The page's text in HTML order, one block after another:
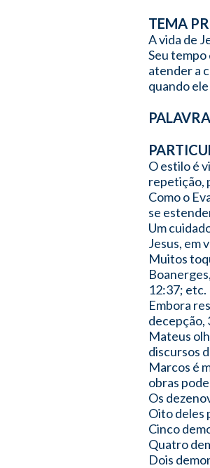
TEMA
A vida de
Seu
atender a
quando
O estilo é
repetição,
Como o
se
Um
Jesus, em
Muitos
12:37; etc.
Embora
decepção,
Mateus
discursos
Marcos é
obras
Os
Oito deles
Cinco
Quatro
Dois